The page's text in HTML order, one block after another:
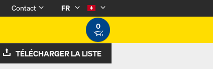
Contact
FR
0
TÉLÉCHARGER LA LISTE